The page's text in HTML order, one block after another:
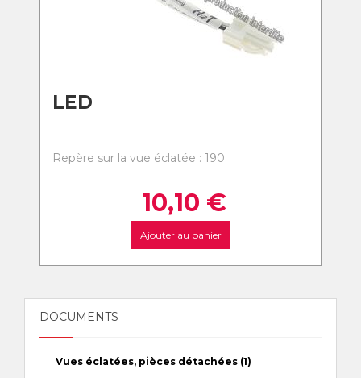
LED
Repère sur la vue éclatée : 190
10,10 €
Ajouter au panier
DOCUMENTS
Vues éclatées, pièces détachées (1)